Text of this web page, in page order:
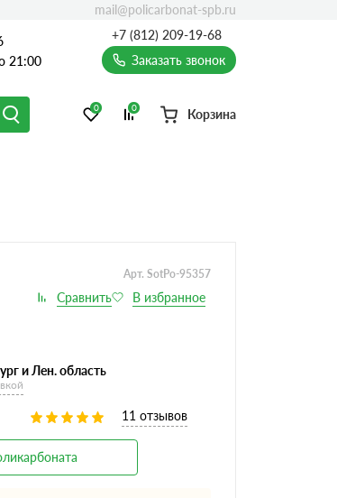
21:00
+7 (812) 209-19-68
Заказать звонок
0 0 Корзина
mail@policarbonat-spb.ru
Арт. SotPo-95357
и Лен. область
11 отзывов